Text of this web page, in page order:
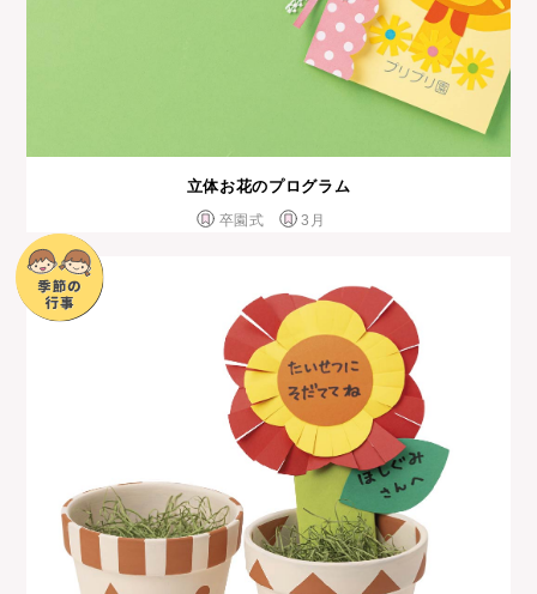
立体お花のプログラム
卒園式 3月